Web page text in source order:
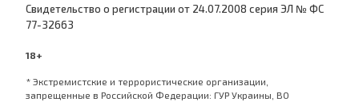
Cвидетельство о регистрации от 24.07.2008 серия ЭЛ № ФС
77-32663
18+
* Экстремистские и террористические организации,
запрещенные в Российской Федерации: ГУР Украины, ВО